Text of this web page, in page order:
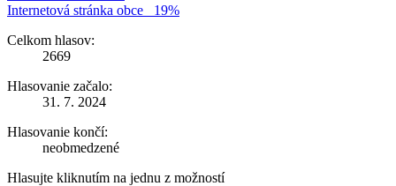
Internetová stránka obce
19%
Celkom hlasov:
2669
Hlasovanie začalo:
31. 7. 2024
Hlasovanie končí:
neobmedzené
Hlasujte kliknutím na jednu z možností